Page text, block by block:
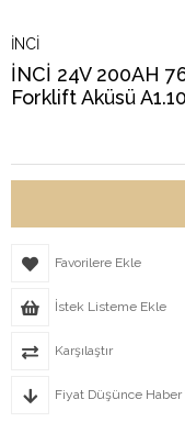
İNCİ
İNCİ 24V 200AH
Forklift Aküsü
Favorilere Ekle
İstek Listeme Ekle
Karşılaştır
Fiyat Düşünce Haber